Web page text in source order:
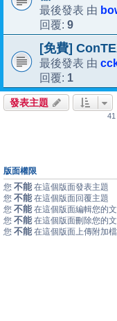
最後發表 由
回覆: 9
[免費]
最後發表 由
回覆: 1
發表主題
41
版面權限
您 不能 在這個版面發表主題
您 不能 在這個版面回覆主題
您 不能 在這個版面編輯您的
您 不能 在這個版面刪除您的
您 不能 在這個版面上傳附加